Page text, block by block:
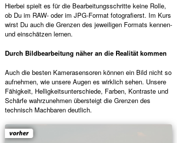
Hierbei spielt es für die Bearbeitungsschritte keine Rolle,
ob Du im RAW- oder im JPG-Format fotografierst. Im Kurs
wirst Du auch die Grenzen des jeweiligen Formats kennen-
und einschätzen lernen.
Durch Bildbearbeitung näher an die Realität kommen
Auch die besten Kamerasensoren können ein Bild nicht so
aufnehmen, wie unsere Augen es wirklich sehen. Unsere
Fähigkeit, Helligkeitsunterschiede, Farben, Kontraste und
Schärfe wahrzunehmen übersteigt die Grenzen des
technisch Machbaren deutlich.